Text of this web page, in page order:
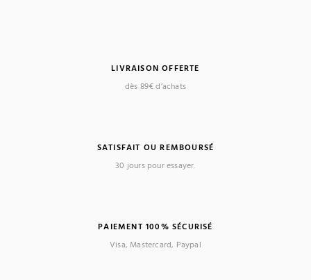
LIVRAISON OFFERTE
dès 89€ d’achats
SATISFAIT OU REMBOURSÉ
30 jours pour essayer.
PAIEMENT 100% SÉCURISÉ
Visa, Mastercard, Paypal